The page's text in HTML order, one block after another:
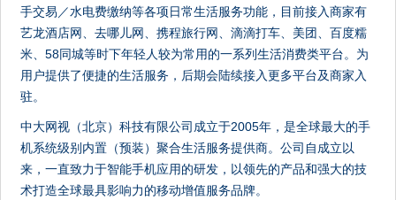
手交易／水电费缴纳等各项日常生活服务功能，目前接入商家有
艺龙酒店网、去哪儿网、携程旅行网、滴滴打车、美团、百度糯
米、58同城等时下年轻人较为常用的一系列生活消费类平台。为
用户提供了便捷的生活服务，后期会陆续接入更多平台及商家入
驻。
中大网视（北京）科技有限公司成立于2005年，是全球最大的手
机系统级别内置（预装）聚合生活服务提供商。公司自成立以
来，一直致力于智能手机应用的研发，以领先的产品和强大的技
术打造全球最具影响力的移动增值服务品牌。